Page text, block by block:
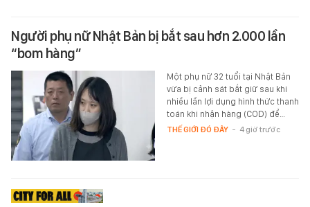
Người phụ nữ Nhật Bản bị bắt sau hơn 2.000 lần
“bom hàng”
Một phụ nữ 32 tuổi tại Nhật Bản
vừa bị cảnh sát bắt giữ sau khi
nhiều lần lợi dụng hình thức thanh
toán khi nhận hàng (COD) để…
THẾ GIỚI ĐÓ ĐÂY - 4 giờ trước